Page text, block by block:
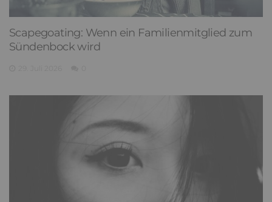
Scapegoating: Wenn ein Familienmitglied zum
Sündenbock wird